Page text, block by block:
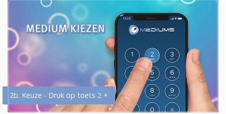
2b. Keuze - Druk op toets 2 +